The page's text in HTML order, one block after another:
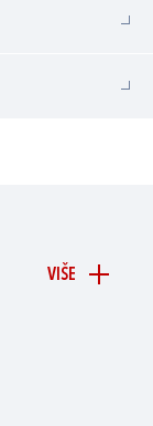
VIŠE